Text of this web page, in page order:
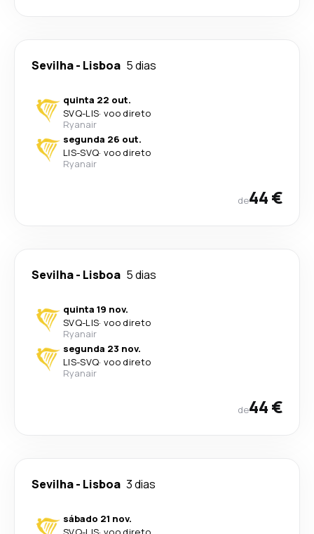
Sevilha- Lisboa 5 dias
quinta 22 out.
SVQ-LIS· voo direto
Ryanair
segunda 26 out.
LIS-SVQ· voo direto
Ryanair
de44 €
Sevilha- Lisboa 5 dias
quinta 19 nov.
SVQ-LIS· voo direto
Ryanair
segunda 23 nov.
LIS-SVQ· voo direto
Ryanair
de44 €
Sevilha- Lisboa 3 dias
sábado 21 nov.